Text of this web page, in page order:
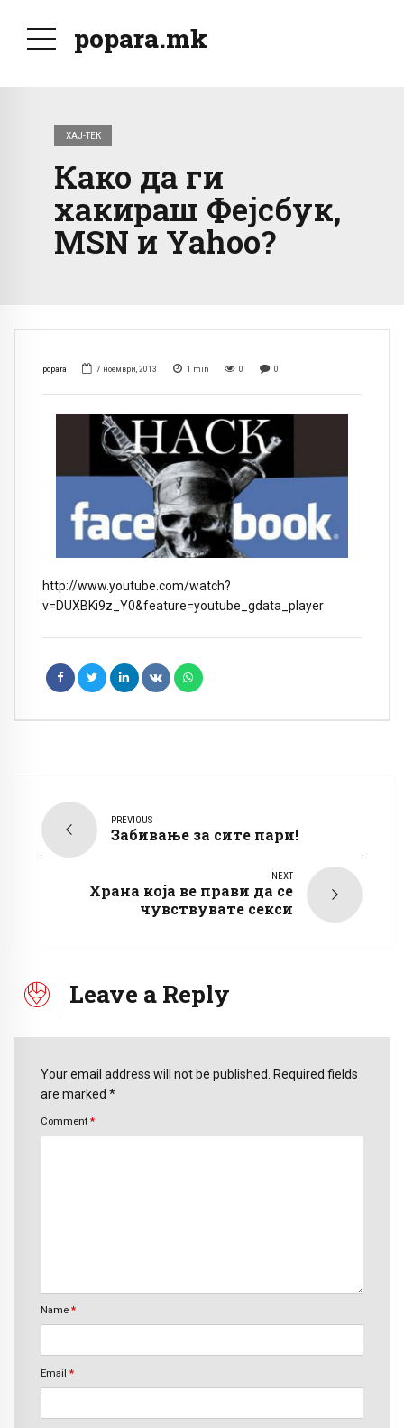
popara.mk
ХАЈ-ТЕК
Како да ги
хакираш Фејсбук,
MSN и Yahoo?
popara 7 ноември, 2013 1 min 0 0
http://www.youtube.com/watch?
v=DUXBKi9z_Y0&feature=youtube_gdata_player
PREVIOUS
Забивање за сите пари!
NEXT
Храна која ве прави да се
чувствувате секси
Leave a Reply
Your email address will not be published. Required fields
are marked *
Comment *
Name *
Email *